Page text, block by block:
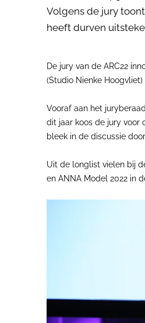
Volgens de jury
heeft durven
De jury van de ARC22
(Studio Nienke
Vooraf aan het
dit jaar koos de jury voor
bleek in de discussie
Uit de longlist vielen bij
en ANNA Model 2022 in